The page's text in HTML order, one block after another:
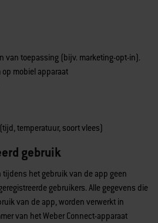
van toepassing (bijv. marketing-opt-in).
mobiel apparaat
temperatuur, soort vlees)
gebruik
tijdens het gebruik van de app geen
gebruikers. Alle gegevens die
van de app, worden verwerkt in
van het Weber Connect-apparaat